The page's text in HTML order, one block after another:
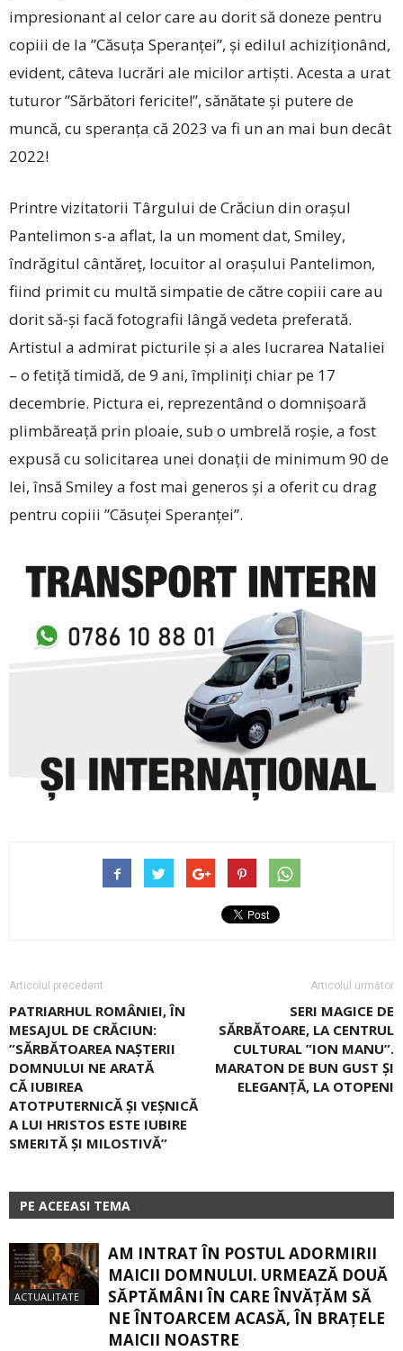
impresionant al celor care au dorit să doneze pentru
copiii de la ”Căsuța Speranței”, și edilul achiziționând,
evident, câteva lucrări ale micilor artiști. Acesta a urat
tuturor ”Sărbători fericite!”, sănătate și putere de
muncă, cu speranța că 2023 va fi un an mai bun decât
2022!
Printre vizitatorii Târgului de Crăciun din orașul
Pantelimon s-a aflat, la un moment dat, Smiley,
îndrăgitul cântăreț, locuitor al orașului Pantelimon,
fiind primit cu multă simpatie de către copiii care au
dorit să-și facă fotografii lângă vedeta preferată.
Artistul a admirat picturile și a ales lucrarea Nataliei
– o fetiță timidă, de 9 ani, împliniți chiar pe 17
decembrie. Pictura ei, reprezentând o domnișoară
plimbăreață prin ploaie, sub o umbrelă roșie, a fost
expusă cu solicitarea unei donații de minimum 90 de
lei, însă Smiley a fost mai generos și a oferit cu drag
pentru copiii ”Căsuței Speranței”.
Articolul precedent
PATRIARHUL ROMÂNIEI, ÎN
MESAJUL DE CRĂCIUN:
”SĂRBĂTOAREA NAȘTERII
DOMNULUI NE ARATĂ
CĂ IUBIREA
ATOTPUTERNICĂ ȘI VEȘNICĂ
A LUI HRISTOS ESTE IUBIRE
SMERITĂ ȘI MILOSTIVĂ”
Articolul următor
SERI MAGICE DE
SĂRBĂTOARE, LA CENTRUL
CULTURAL ”ION MANU”.
MARATON DE BUN GUST ŞI
ELEGANŢĂ, LA OTOPENI
PE ACEEASI TEMA
ACTUALITATE
AM INTRAT ÎN POSTUL ADORMIRII
MAICII DOMNULUI. URMEAZĂ DOUĂ
SĂPTĂMÂNI ÎN CARE ÎNVĂŢĂM SĂ
NE ÎNTOARCEM ACASĂ, ÎN BRAŢELE
MAICII NOASTRE